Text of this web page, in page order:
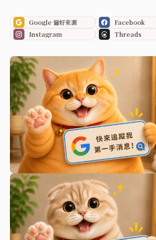
Google 偏好來源
Facebook
Instagram
Threads